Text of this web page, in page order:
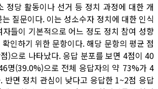
정당 활동이나 선거 등 정치 과정에 대한 개
질문이다. 이는 성소수자 정치에 대한 인식
들이 기본적으로 어느 정도 정치 참여 성향
인하기 위한 문항이다. 해당 문항의 평균 점
)으로 나타났다. 응답 분포를 보면 4점이 40
명(39.0%)으로 전체 응답자의 약 73%가 4
반면 정치 관심이 낮다고 응답한 1~2점 응답